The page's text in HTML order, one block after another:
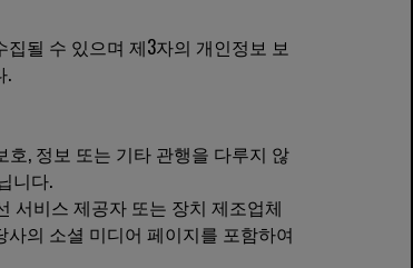
될 수 있으며 제3자의 개인정보 보
.
, 정보 또는 기타 관행을 다루지 않
니다.
서비스 제공자 또는 장치 제조업체
의 소셜 미디어 페이지를 포함하여